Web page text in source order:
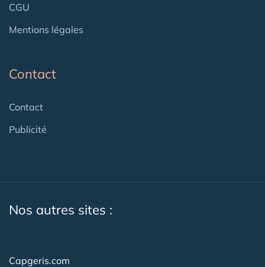
CGU
Mentions légales
Contact
Contact
Publicité
Nos autres sites :
Capgeris.com